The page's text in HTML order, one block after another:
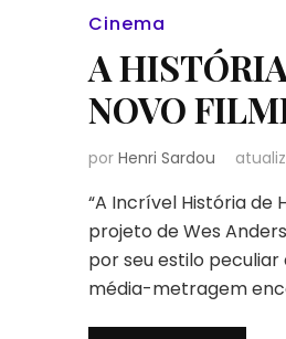
Cinema
A
NOVO
por Henri Sardou
“A Incrível História de
projeto de Wes
por seu estilo
média-metragem